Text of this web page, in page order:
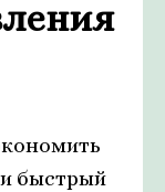
быстрый